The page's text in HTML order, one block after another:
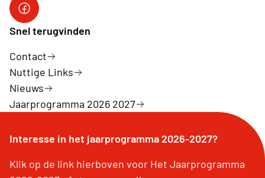
Snel terugvinden
Contact
Nuttige Links
Nieuws
Jaarprogramma 2026 2027
Interesse in het jaarprogramma 2026-2027?
Klik op de link hierboven voor Het Jaarprogramma